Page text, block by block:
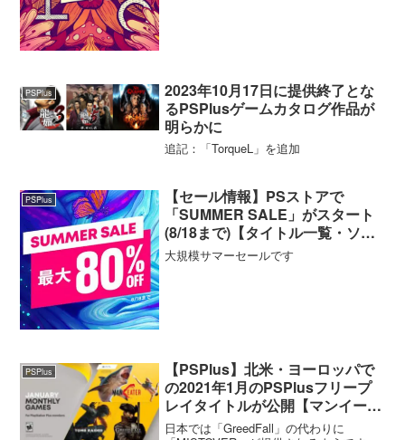
PSPlus
2023年10月17日に提供終了とな
るPSPlusゲームカタログ作品が
明らかに
追記：「TorqueL」を追加
PSPlus
【セール情報】PSストアで
「SUMMER SALE」がスタート
(8/18まで)【タイトル一覧・ソー
ト機能付き】
大規模サマーセールです
PSPlus
【PSPlus】北米・ヨーロッパで
の2021年1月のPSPlusフリープ
レイタイトルが公開【マンイータ
ー(PS5版)/シャドウ オブ ザ トゥ
日本では「GreedFall」の代わりに